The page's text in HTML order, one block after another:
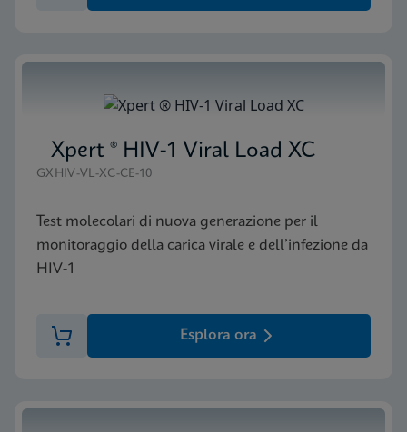
Xpert ® HIV-1 Viral Load XC
GXHIV-VL-XC-CE-10
Test molecolari di nuova generazione per il
monitoraggio della carica virale e dell’infezione da
HIV-1
Esplora ora